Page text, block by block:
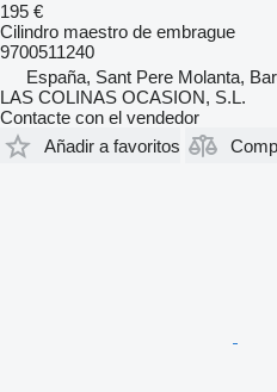
195 €
Cilindro maestro de embrague
9700511240
España, Sant Pere Molanta,
LAS COLINAS OCASION, S.L.
Contacte con el vendedor
Añadir a favoritos